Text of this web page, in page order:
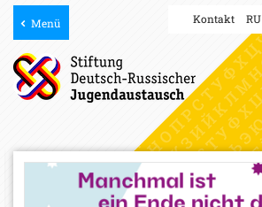
Menü Kontakt RU